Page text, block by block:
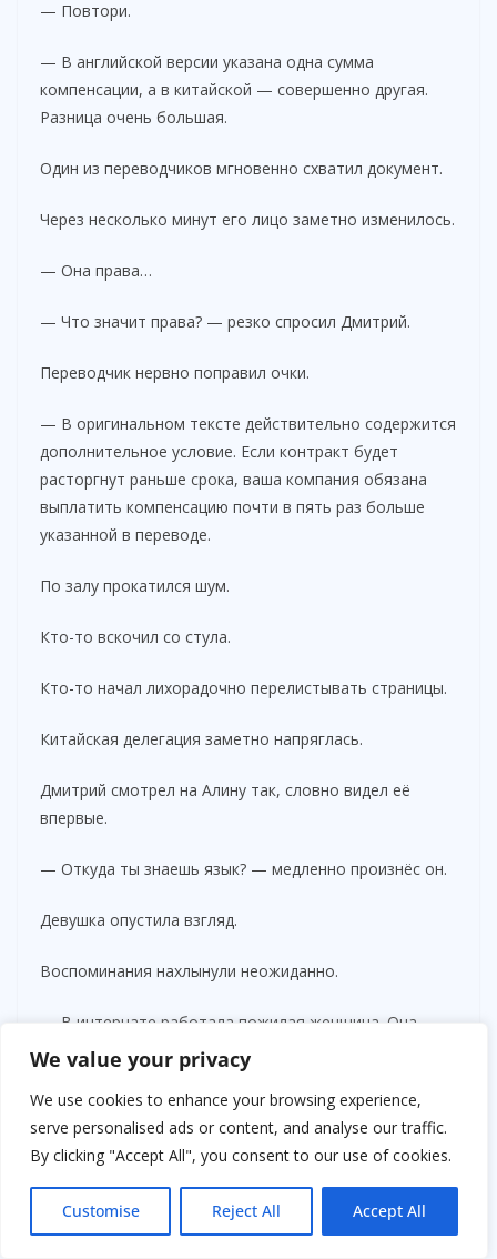
We value your privacy
We use cookies to enhance your browsing experience,
serve personalised ads or content, and analyse our traffic.
By clicking "Accept All", you consent to our use of cookies.
Customise Reject All Accept All
— Повтори.
— В английской версии указана одна сумма
компенсации, а в китайской — совершенно другая.
Разница очень большая.
Один из переводчиков мгновенно схватил документ.
Через несколько минут его лицо заметно изменилось.
— Она права…
— Что значит права? — резко спросил Дмитрий.
Переводчик нервно поправил очки.
— В оригинальном тексте действительно содержится
дополнительное условие. Если контракт будет
расторгнут раньше срока, ваша компания обязана
выплатить компенсацию почти в пять раз больше
указанной в переводе.
По залу прокатился шум.
Кто-то вскочил со стула.
Кто-то начал лихорадочно перелистывать страницы.
Китайская делегация заметно напряглась.
Дмитрий смотрел на Алину так, словно видел её
впервые.
— Откуда ты знаешь язык? — медленно произнёс он.
Девушка опустила взгляд.
Воспоминания нахлынули неожиданно.
— В интернате работала пожилая женщина. Она
преподавала китайский детям бесплатно. Почти
никто не ходил на занятия. А мне было интересно.
Потом я много занималась самостоятельно. Читала
книги из библиотеки, смотрела учебные материалы,
переводила статьи…
Один из иностранных представителей внимательно
наблюдал за ней.